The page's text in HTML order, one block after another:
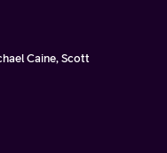
Caine, Scott